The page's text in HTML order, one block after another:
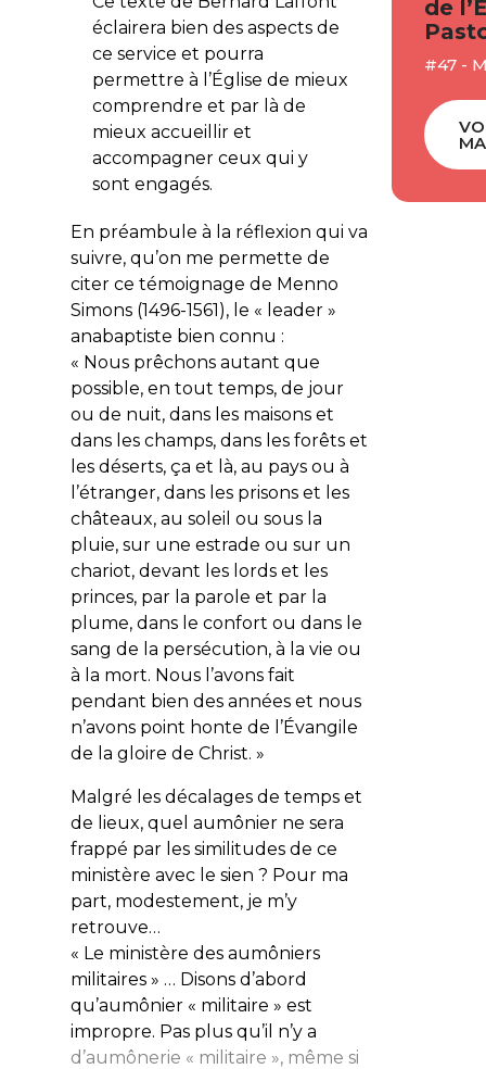
éclairera bien des aspects de
ce service et pourra
permettre à l’Église de mieux
comprendre et par là de
mieux accueillir et
accompagner ceux qui y
sont engagés.
En préambule à la réflexion qui va
suivre, qu’on me permette de
citer ce témoignage de Menno
Simons (1496-1561), le « leader »
anabaptiste bien connu :
« Nous prêchons autant que
possible, en tout temps, de jour
ou de nuit, dans les maisons et
dans les champs, dans les forêts et
les déserts, ça et là, au pays ou à
l’étranger, dans les prisons et les
châteaux, au soleil ou sous la
pluie, sur une estrade ou sur un
chariot, devant les lords et les
princes, par la parole et par la
plume, dans le confort ou dans le
sang de la persécution, à la vie ou
à la mort. Nous l’avons fait
pendant bien des années et nous
n’avons point honte de l’Évangile
de la gloire de Christ. »
Malgré les décalages de temps et
de lieux, quel aumônier ne sera
frappé par les similitudes de ce
ministère avec le sien ? Pour ma
part, modestement, je m’y
retrouve…
« Le ministère des aumôniers
militaires » … Disons d’abord
qu’aumônier « militaire » est
impropre. Pas plus qu’il n’y a
d’aumônerie « militaire », même si
de
#47 -